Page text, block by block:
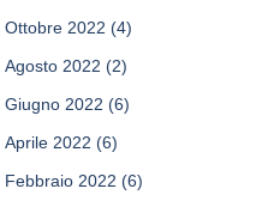
Ottobre 2022 (4)
Agosto 2022 (2)
Giugno 2022 (6)
Aprile 2022 (6)
Febbraio 2022 (6)